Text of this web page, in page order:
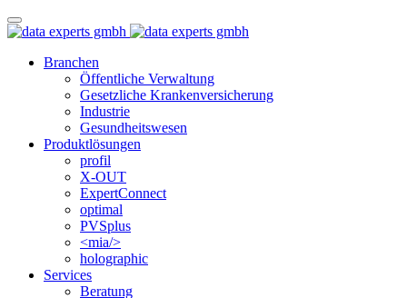
Branchen
Öffentliche Verwaltung
Gesetzliche Krankenversicherung
Industrie
Gesundheitswesen
Produktlösungen
profil
X-OUT
ExpertConnect
optimal
PVSplus
<mia/>
holographic
Services
Beratung